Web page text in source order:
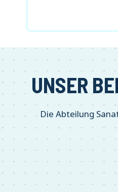
UNSER
Die Abteilung